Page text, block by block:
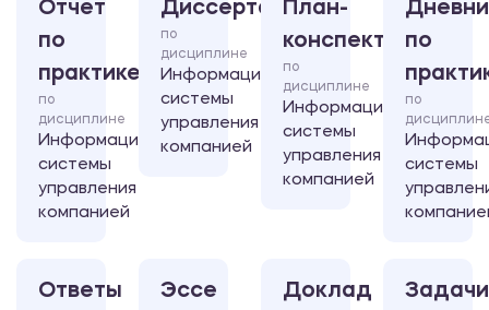
Отчет
по
практике
по
дисциплине
Информационные
системы
управления
компанией
Диссертация
по
дисциплине
Информационные
системы
управления
компанией
План-
конспект
по
дисциплине
Информационные
системы
управления
компанией
по
по
системы
Ответы
Эссе Доклад Задачи